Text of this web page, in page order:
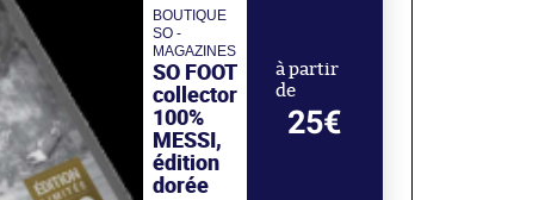
BOUTIQUE
SO -
MAGAZINES
SO FOOT
collector
100%
MESSI,
édition
dorée
à partir
de
25€